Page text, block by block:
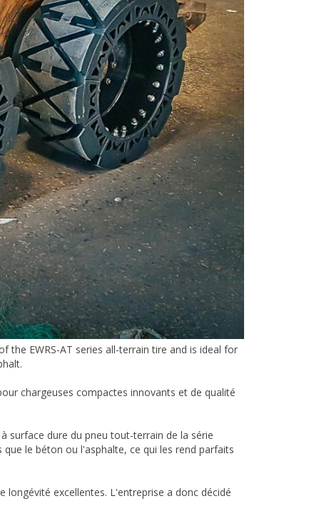
the EWRS-AT series all-terrain tire and is ideal for
chargeuses compactes innovants et de qualité
surface dure du pneu tout-terrain de la série
que le béton ou l'asphalte, ce qui les rend parfaits
excellentes. L'entreprise a donc décidé